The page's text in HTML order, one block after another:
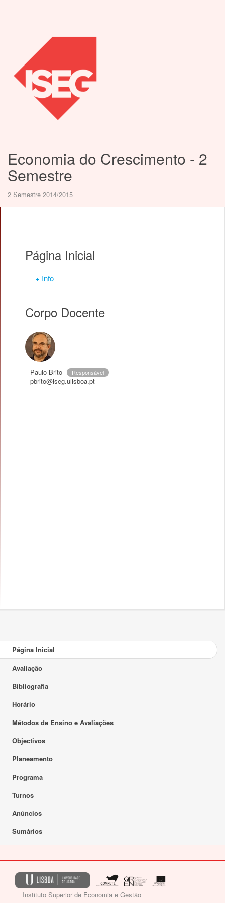
Economia do Crescimento - 2
Semestre
2 Semestre 2014/2015
Página Inicial
+ Info
Corpo Docente
Paulo Brito Responsável
pbrito@iseg.ulisboa.pt
Página Inicial
Avaliação
Bibliografia
Horário
Métodos de Ensino e Avaliações
Objectivos
Planeamento
Programa
Turnos
Anúncios
Sumários
Instituto Superior de Economia e Gestão